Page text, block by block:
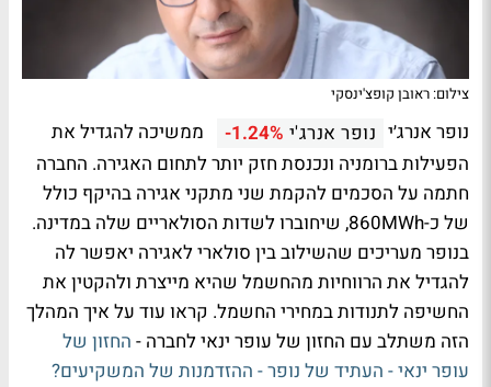
צילום: ראובן קופצ'ינסקי
נופר אנרג׳י נופר אנרג'י -1.24%
ממשיכה להגדיל את
הפעילות ברומניה ונכנסת חזק יותר לתחום האגירה. החברה
חתמה על הסכמים להקמת שני מתקני אגירה בהיקף כולל
של כ-860MWh, שיחוברו לשדות הסולאריים שלה במדינה.
בנופר מעריכים שהשילוב בין סולארי לאגירה יאפשר לה
להגדיל את הרווחיות מהחשמל שהיא מייצרת ולהקטין את
החשיפה לתנודות במחירי החשמל. קראו עוד על איך המהלך
הזה משתלב עם החזון של עופר ינאי לחברה - החזון של
עופר ינאי - העתיד של נופר - ההזדמנות של המשקיעים?